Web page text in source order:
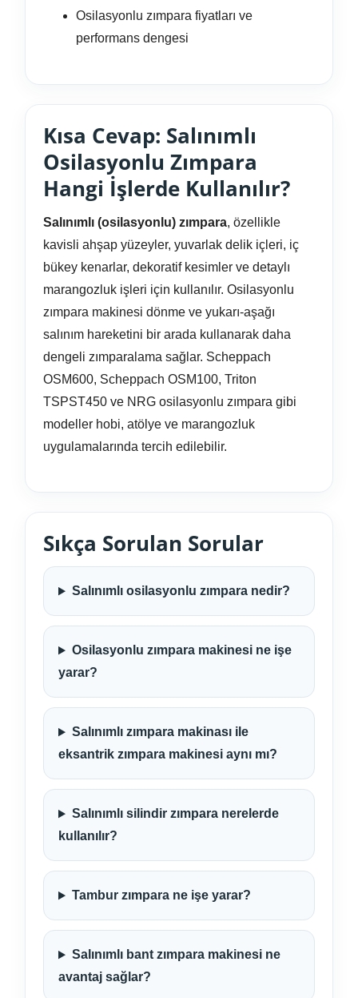
Osilasyonlu zımpara fiyatları ve
performans dengesi
Kısa Cevap: Salınımlı
Osilasyonlu Zımpara
Hangi İşlerde Kullanılır?
Salınımlı (osilasyonlu) zımpara, özellikle
kavisli ahşap yüzeyler, yuvarlak delik içleri, iç
bükey kenarlar, dekoratif kesimler ve detaylı
marangozluk işleri için kullanılır. Osilasyonlu
zımpara makinesi dönme ve yukarı-aşağı
salınım hareketini bir arada kullanarak daha
dengeli zımparalama sağlar. Scheppach
OSM600, Scheppach OSM100, Triton
TSPST450 ve NRG osilasyonlu zımpara gibi
modeller hobi, atölye ve marangozluk
uygulamalarında tercih edilebilir.
Sıkça Sorulan Sorular
Salınımlı osilasyonlu zımpara nedir?
Osilasyonlu zımpara makinesi ne işe
yarar?
Salınımlı zımpara makinası ile
eksantrik zımpara makinesi aynı mı?
Salınımlı silindir zımpara nerelerde
kullanılır?
Tambur zımpara ne işe yarar?
Salınımlı bant zımpara makinesi ne
avantaj sağlar?